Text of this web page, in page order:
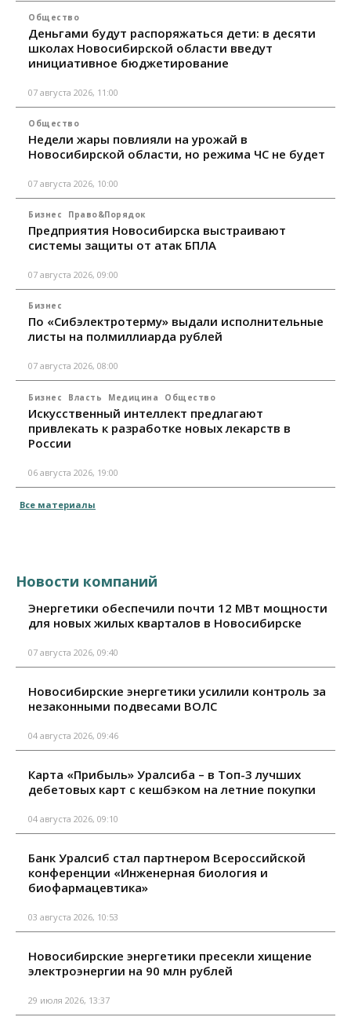
Общество
Деньгами будут распоряжаться дети: в десяти
школах Новосибирской области введут
инициативное бюджетирование
07 августа 2026, 11:00
Общество
Недели жары повлияли на урожай в
Новосибирской области, но режима ЧС не будет
07 августа 2026, 10:00
Бизнес Право&Порядок
Предприятия Новосибирска выстраивают
системы защиты от атак БПЛА
07 августа 2026, 09:00
Бизнес
По «Сибэлектротерму» выдали исполнительные
листы на полмиллиарда рублей
07 августа 2026, 08:00
Бизнес Власть Медицина Общество
Искусственный интеллект предлагают
привлекать к разработке новых лекарств в
России
06 августа 2026, 19:00
Все материалы
Новости компаний
Энергетики обеспечили почти 12 МВт мощности
для новых жилых кварталов в Новосибирске
07 августа 2026, 09:40
Новосибирские энергетики усилили контроль за
незаконными подвесами ВОЛС
04 августа 2026, 09:46
Карта «Прибыль» Уралсиба – в Топ-3 лучших
дебетовых карт с кешбэком на летние покупки
04 августа 2026, 09:10
Банк Уралсиб стал партнером Всероссийской
конференции «Инженерная биология и
биофармацевтика»
03 августа 2026, 10:53
Новосибирские энергетики пресекли хищение
электроэнергии на 90 млн рублей
29 июля 2026, 13:37